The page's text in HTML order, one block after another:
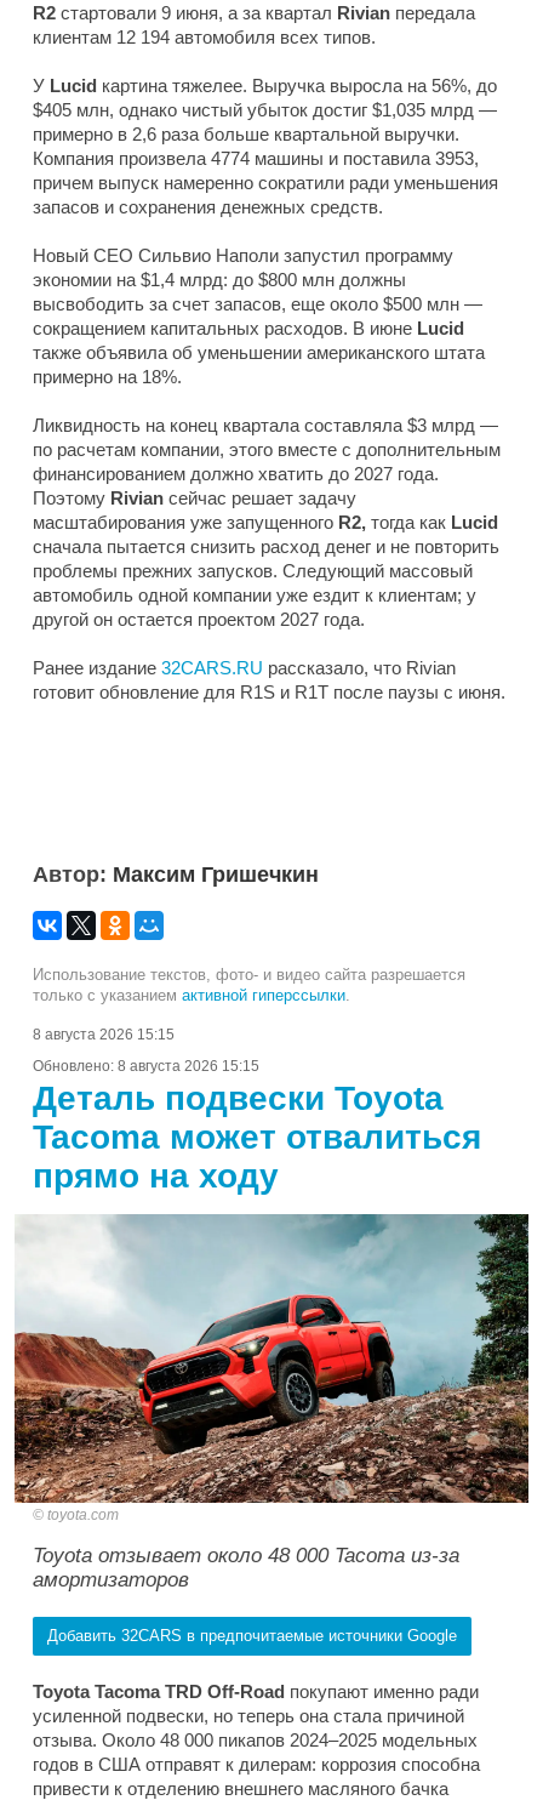
R2 стартовали 9 июня, а за квартал Rivian передала
клиентам 12 194 автомобиля всех типов.
У Lucid картина тяжелее. Выручка выросла на 56%, до
$405 млн, однако чистый убыток достиг $1,035 млрд —
примерно в 2,6 раза больше квартальной выручки.
Компания произвела 4774 машины и поставила 3953,
причем выпуск намеренно сократили ради уменьшения
запасов и сохранения денежных средств.
Новый CEO Сильвио Наполи запустил программу
экономии на $1,4 млрд: до $800 млн должны
высвободить за счет запасов, еще около $500 млн —
сокращением капитальных расходов. В июне Lucid
также объявила об уменьшении американского штата
примерно на 18%.
Ликвидность на конец квартала составляла $3 млрд —
по расчетам компании, этого вместе с дополнительным
финансированием должно хватить до 2027 года.
Поэтому Rivian сейчас решает задачу
масштабирования уже запущенного R2, тогда как Lucid
сначала пытается снизить расход денег и не повторить
проблемы прежних запусков. Следующий массовый
автомобиль одной компании уже ездит к клиентам; у
другой он остается проектом 2027 года.
Ранее издание 32CARS.RU рассказало, что Rivian
готовит обновление для R1S и R1T после паузы с июня.
Автор: Максим Гришечкин
Использование текстов, фото- и видео сайта разрешается
только с указанием активной гиперссылки
8 августа 2026 15:15
Обновлено: 8 августа 2026 15:15
Деталь подвески Toyota
Tacoma может отвалиться
прямо на ходу
toyota.com
Toyota отзывает около 48 000 Tacoma из-за
амортизаторов
Добавить 32CARS в предпочитаемые источники Google
Toyota Tacoma TRD Off-Road покупают именно ради
усиленной подвески, но теперь она стала причиной
отзыва. Около 48 000 пикапов 2024–2025 модельных
годов в США отправят к дилерам: коррозия способна
привести к отделению внешнего масляного бачка